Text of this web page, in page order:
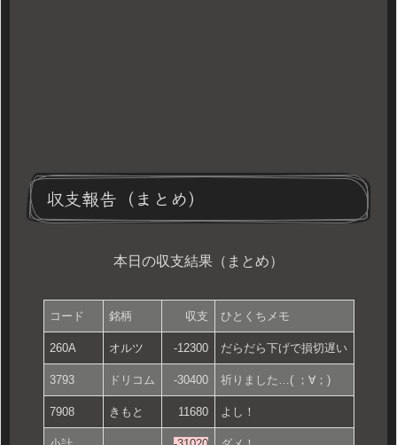
収支報告（まとめ）
本日の収支結果（まとめ）
コード 銘柄 収支 ひとくちメモ
260A オルツ -12300 だらだら下げで損切遅い
3793 ドリコム -30400 祈りました…( ；∀；)
7908 きもと 11680 よし！